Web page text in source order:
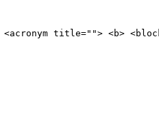
title=""> <b>